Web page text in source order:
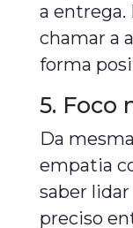
a entrega.
chamar a
forma
5. Foco
Da
empatia
saber
preciso